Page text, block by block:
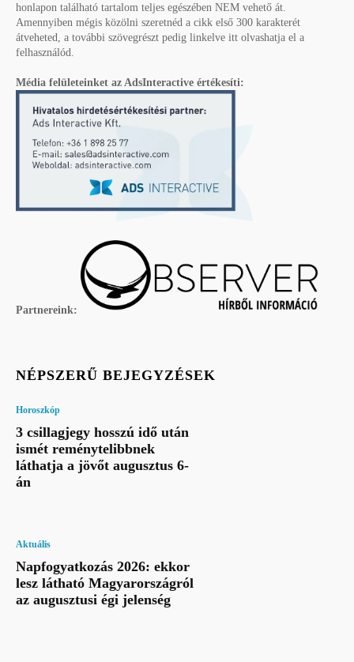
honlapon található tartalom teljes egészében NEM vehető át.
Amennyiben mégis közölni szeretnéd a cikk első 300 karakterét
átveheted, a további szövegrészt pedig linkelve itt olvashatja el a
felhasználód.
Média felületeinket az AdsInteractive értékesíti:
Partnereink:
NÉPSZERŰ BEJEGYZÉSEK
Horoszkóp
3 csillagjegy hosszú idő után
ismét reménytelibbnek
láthatja a jövőt augusztus 6-
án
Aktuális
Napfogyatkozás 2026: ekkor
lesz látható Magyarországról
az augusztusi égi jelenség